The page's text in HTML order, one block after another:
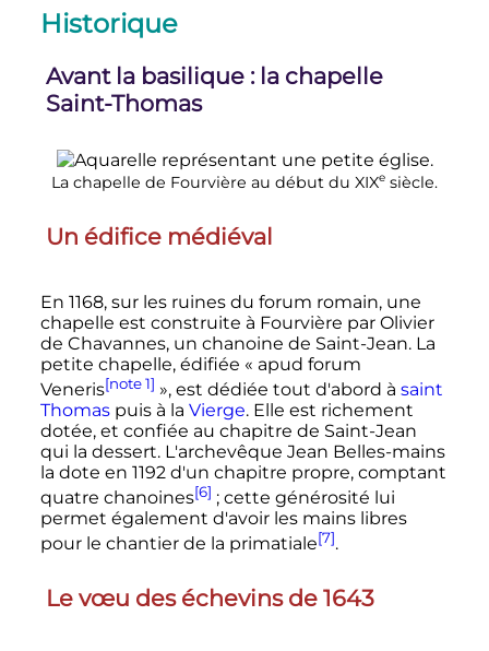
Historique
Avant la basilique : la chapelle
Saint-Thomas
La chapelle de Fourvière au début du XIXe siècle.
Un édifice médiéval
En 1168, sur les ruines du forum romain, une
chapelle est construite à Fourvière par Olivier
de Chavannes, un chanoine de Saint-Jean. La
petite chapelle, édifiée « apud forum
Veneris[note 1] », est dédiée tout d'abord à saint
Thomaspuis à la Vierge. Elle est richement
dotée, et confiée au chapitre de Saint-Jean
qui la dessert. L'archevêque Jean Belles-mains
la dote en 1192 d'un chapitre propre, comptant
quatre chanoines[6] ; cette générosité lui
permet également d'avoir les mains libres
pour le chantier de la primatiale[7].
Le vœu des échevins de 1643